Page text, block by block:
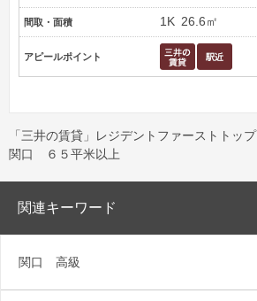
間取・面積 1K 26.6㎡
アピールポイント
「三井の賃貸」レジデントファーストトップ
関口 ６５平米以上
関連キーワード
関口 高級